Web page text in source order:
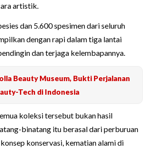
artistik.
dan 5.600 spesimen dari seluruh
dengan rapi dalam tiga lantai
dan terjaga kelembapannya.
Beauty Museum, Bukti Perjalanan
Tech di Indonesia
koleksi tersebut bukan hasil
binatang itu berasal dari perburuan
konservasi, kematian alami di